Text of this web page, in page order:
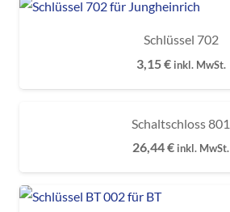
Schlüssel 702
3,15€ inkl. MwSt.
Schaltschloss 801
26,44€ inkl. MwSt.